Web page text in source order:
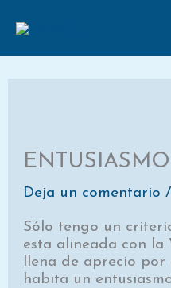
ENTUSIASMO
Deja un comentario
Sólo tengo un
esta alineada con la
llena de aprecio por
habita un